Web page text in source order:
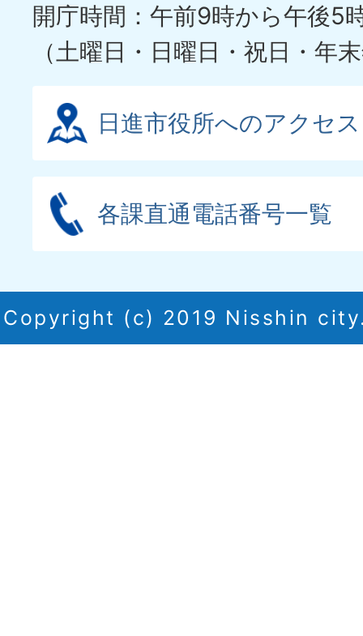
開庁時間：午前9時から午後5
（土曜日・日曜日・祝日・年
日進市役所へのアクセス
各課直通電話番号一覧
Copyright (c) 2019 Nisshin